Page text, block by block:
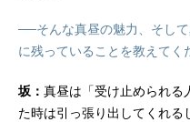
──そんな真昼の魅力、そし
に残っていることを教えてく
坂： 真昼は「受け止められる
た時は引っ張り出してくれる